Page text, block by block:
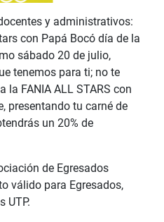
y administrativos:
con Papá Bocó día de la
sábado 20 de julio,
tenemos para ti; no te
la FANIA ALL STARS con
presentando tu carné de
un 20% de
de Egresados
válido para Egresados,
UTP.